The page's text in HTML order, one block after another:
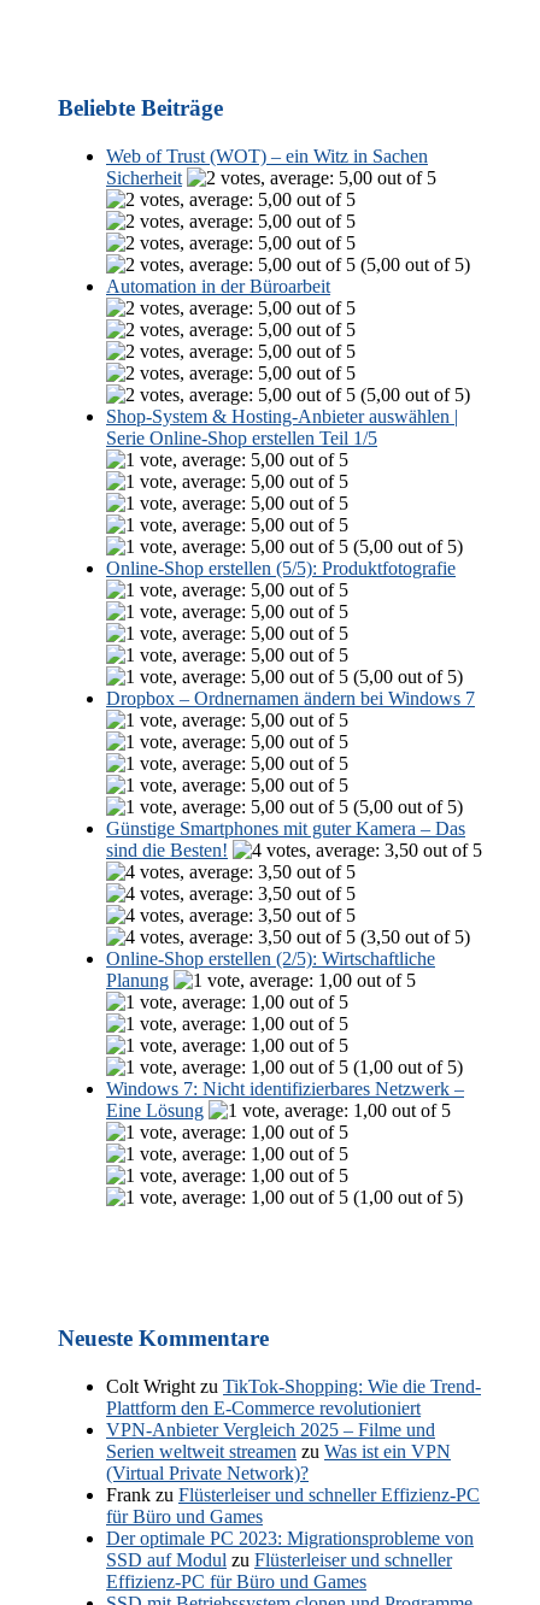
Beliebte Beiträge
Web of Trust (WOT) – ein Witz in Sachen
Sicherheit
(5,00 out of 5)
Automation in der Büroarbeit
(5,00 out of 5)
Shop-System & Hosting-Anbieter auswählen |
Serie Online-Shop erstellen Teil 1/5
(5,00 out of 5)
Online-Shop erstellen (5/5): Produktfotografie
(5,00 out of 5)
Dropbox – Ordnernamen ändern bei Windows 7
(5,00 out of 5)
Günstige Smartphones mit guter Kamera – Das
sind die Besten!
(3,50 out of 5)
Online-Shop erstellen (2/5): Wirtschaftliche
Planung
(1,00 out of 5)
Windows 7: Nicht identifizierbares Netzwerk –
Eine Lösung
(1,00 out of 5)
Neueste Kommentare
Colt Wright zu TikTok-Shopping: Wie die Trend-
Plattform den E-Commerce revolutioniert
VPN-Anbieter Vergleich 2025 – Filme und
Serien weltweit streamen zu Was ist ein VPN
(Virtual Private Network)?
Frank zu Flüsterleiser und schneller Effizienz-PC
für Büro und Games
Der optimale PC 2023: Migrationsprobleme von
SSD auf Modul zu Flüsterleiser und schneller
Effizienz-PC für Büro und Games